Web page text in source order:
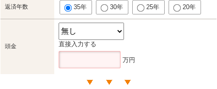
返済年数 35年 30年 25年 20年
頭金 直接入力する
万円